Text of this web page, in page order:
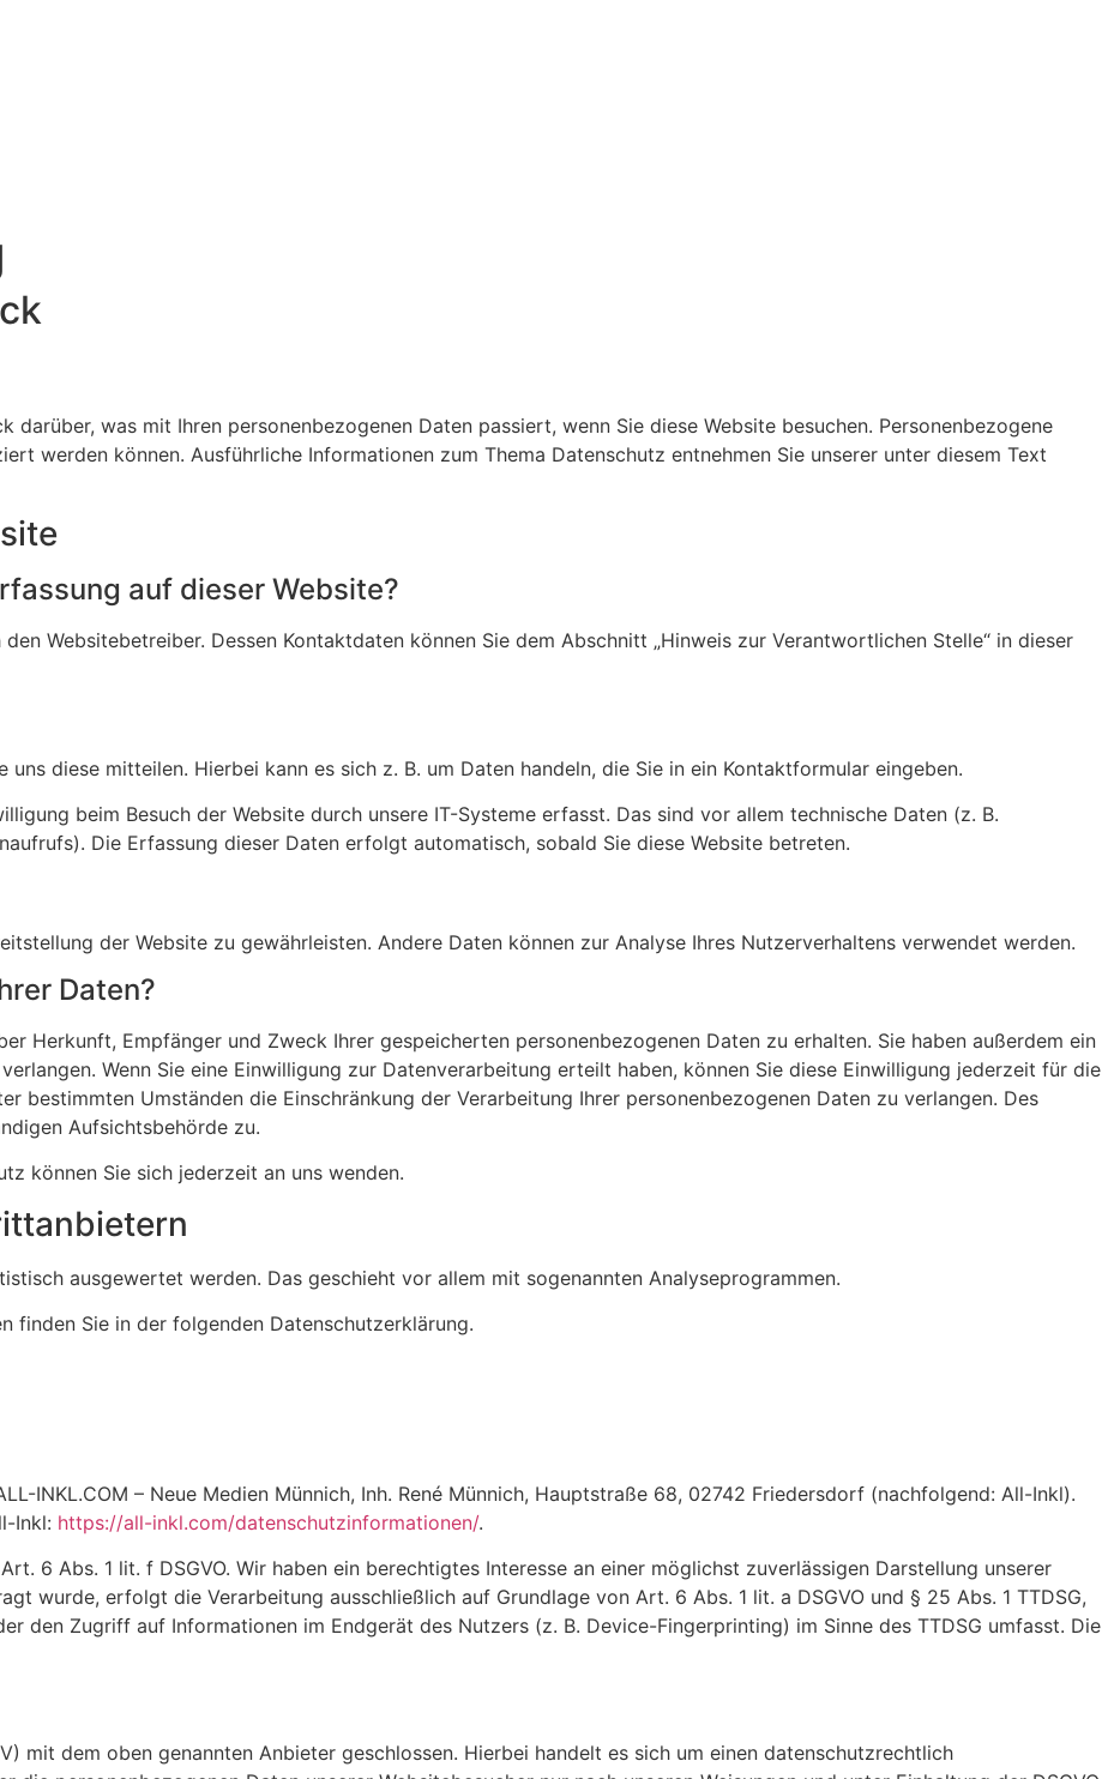
darüber, was mit Ihren personenbezogenen Daten passiert, wenn Sie diese Website besuchen. Personenbezogene
werden können. Ausführliche Informationen zum Thema Datenschutz entnehmen Sie unserer unter diesem Text
auf dieser Website?
Websitebetreiber. Dessen Kontaktdaten können Sie dem Abschnitt „Hinweis zur Verantwortlichen Stelle“ in dieser
diese mitteilen. Hierbei kann es sich z. B. um Daten handeln, die Sie in ein Kontaktformular eingeben.
beim Besuch der Website durch unsere IT-Systeme erfasst. Das sind vor allem technische Daten (z. B.
Die Erfassung dieser Daten erfolgt automatisch, sobald Sie diese Website betreten.
der Website zu gewährleisten. Andere Daten können zur Analyse Ihres Nutzerverhaltens verwendet werden.
Daten?
Herkunft, Empfänger und Zweck Ihrer gespeicherten personenbezogenen Daten zu erhalten. Sie haben außerdem ein
Wenn Sie eine Einwilligung zur Datenverarbeitung erteilt haben, können Sie diese Einwilligung jederzeit für die
bestimmten Umständen die Einschränkung der Verarbeitung Ihrer personenbezogenen Daten zu verlangen. Des
Aufsichtsbehörde zu.
können Sie sich jederzeit an uns wenden.
ausgewertet werden. Das geschieht vor allem mit sogenannten Analyseprogrammen.
finden Sie in der folgenden Datenschutzerklärung.
INKL.COM – Neue Medien Münnich, Inh. René Münnich, Hauptstraße 68, 02742 Friedersdorf (nachfolgend: All-Inkl).
Inkl: https://all-inkl.com/datenschutzinformationen/.
6 Abs. 1 lit. f DSGVO. Wir haben ein berechtigtes Interesse an einer möglichst zuverlässigen Darstellung unserer
wurde, erfolgt die Verarbeitung ausschließlich auf Grundlage von Art. 6 Abs. 1 lit. a DSGVO und § 25 Abs. 1 TTDSG,
den Zugriff auf Informationen im Endgerät des Nutzers (z. B. Device-Fingerprinting) im Sinne des TTDSG umfasst. Die
mit dem oben genannten Anbieter geschlossen. Hierbei handelt es sich um einen datenschutzrechtlich